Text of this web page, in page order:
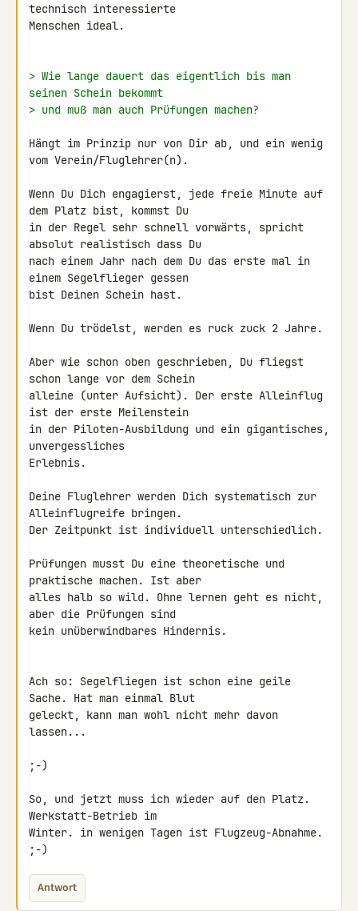
technisch interessierte
Menschen ideal.
> Wie lange dauert das eigentlich bis man
seinen Schein bekommt
> und muß man auch Prüfungen machen?
Hängt im Prinzip nur von Dir ab, und ein wenig
vom Verein/Fluglehrer(n).
Wenn Du Dich engagierst, jede freie Minute auf
dem Platz bist, kommst Du
in der Regel sehr schnell vorwärts, spricht
absolut realistisch dass Du
nach einem Jahr nach dem Du das erste mal in
einem Segelflieger gessen
bist Deinen Schein hast.
Wenn Du trödelst, werden es ruck zuck 2 Jahre.
Aber wie schon oben geschrieben, Du fliegst
schon lange vor dem Schein
alleine (unter Aufsicht). Der erste Alleinflug
ist der erste Meilenstein
in der Piloten-Ausbildung und ein gigantisches,
unvergessliches
Erlebnis.
Deine Fluglehrer werden Dich systematisch zur
Alleinflugreife bringen.
Der Zeitpunkt ist individuell unterschiedlich.
Prüfungen musst Du eine theoretische und
praktische machen. Ist aber
alles halb so wild. Ohne lernen geht es nicht,
aber die Prüfungen sind
kein unüberwindbares Hindernis.
Ach so: Segelfliegen ist schon eine geile
Sache. Hat man einmal Blut
geleckt, kann man wohl nicht mehr davon
lassen...
;-)
So, und jetzt muss ich wieder auf den Platz.
Werkstatt-Betrieb im
Winter. in wenigen Tagen ist Flugzeug-Abnahme.
;-)
Antwort